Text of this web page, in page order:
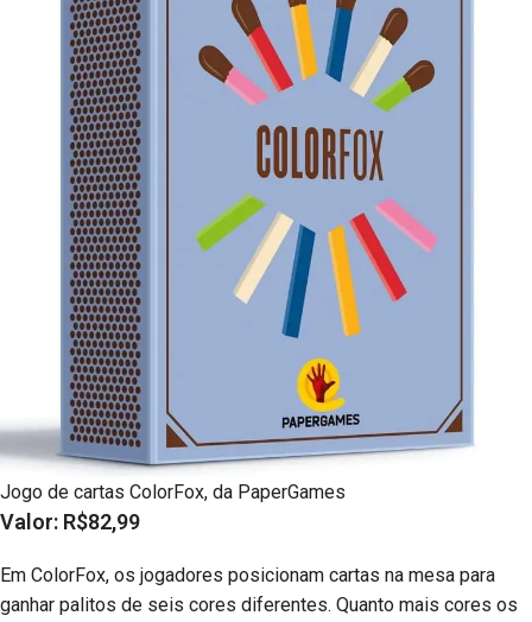
Jogo de cartas ColorFox, da PaperGames
Valor: R$82,99
Em ColorFox, os jogadores posicionam cartas na mesa para
ganhar palitos de seis cores diferentes. Quanto mais cores os